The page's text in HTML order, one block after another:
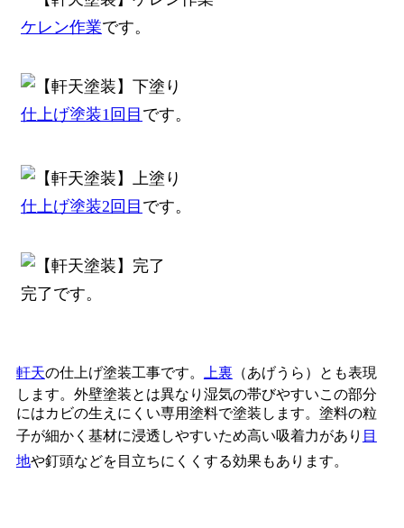
ケレン作業です。
仕上げ塗装1回目 です。
仕上げ塗装2回目 です。
完了です。
軒天の仕上げ塗装工事です。 上裏 （あげうら）とも表現
します。外壁塗装とは異なり湿気の帯びやすいこの部分
にはカビの生えにくい専用塗料で塗装します。塗料の粒
子が細かく基材に浸透しやすいため高い吸着力があり 目
地や釘頭などを目立ちにくくする効果もあります。